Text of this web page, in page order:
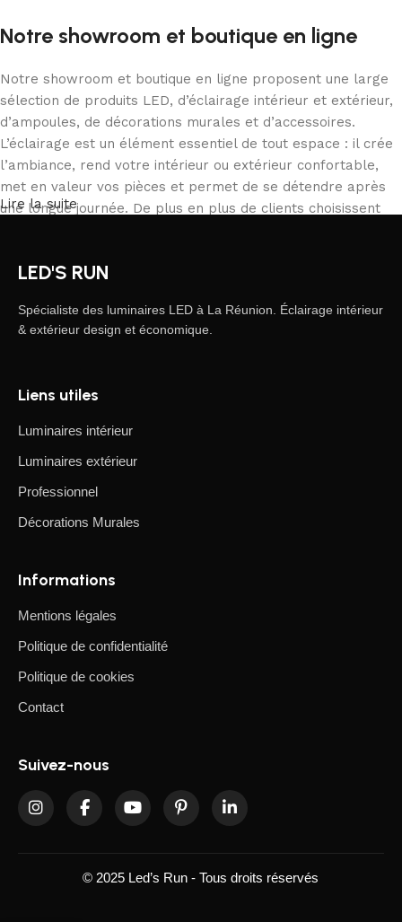
Notre showroom et boutique en ligne
Notre showroom et boutique en ligne proposent une large
sélection de produits LED, d’éclairage intérieur et extérieur,
d’ampoules, de décorations murales et d’accessoires.
L’éclairage est un élément essentiel de tout espace : il crée
l’ambiance, rend votre intérieur ou extérieur confortable,
met en valeur vos pièces et permet de se détendre après
une longue journée. De plus en plus de clients choisissent
correspond à leurs besoins. Notre catalogue inclut des
professionnels.
Les fabricants de luminaires LED proposent des créations
fascinantes : on y trouve des produits standards et des
appréciés par les connaisseurs de design et d’efficacité.
Nous avons sélectionné les meilleurs modèles, alliant
marques fiables, reconnues pour leur durabilité, leur
luminaire garantit une longue durée de vie, un
espace soit parfaitement éclairé et agréable à vivre.
Lire la suite
LED'S RUN
Spécialiste des luminaires LED à La Réunion. Éclairage intérieur
& extérieur design et économique.
Liens utiles
Luminaires intérieur
Luminaires extérieur
Professionnel
Décorations Murales
Informations
Mentions légales
Politique de confidentialité
Politique de cookies
Contact
Suivez-nous
© 2025 Led’s Run - Tous droits réservés